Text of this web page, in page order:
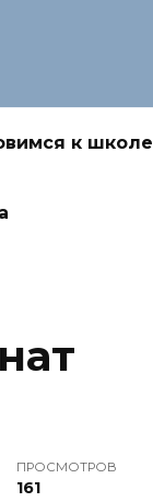
к школе
ПРОСМОТРОВ
161